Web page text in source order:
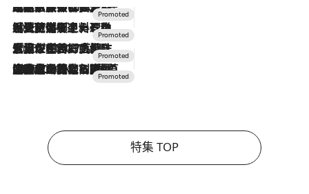
2026.7.31
【ホテル帰省】という選択肢をOMOが提案。家族とほどよい距離を保つには「昼は実家、夜は気兼ねなくホテルで！」
2026.7.24
【夏限定ディナーコース】旬を迎える稚鮎や花ズッキーニなどをイタリア・トスカーナの郷土料理の手法で満喫！
2026.7.17
「土佐和ハーブかき氷」がOMO7高知に登場！生姜、山椒、大葉など目にも舌にも涼を呼ぶ郷土の味
2026.7.10
NEW OPEN！【界 草津】名湯の地に誕生。趣の異なる2種の温泉と上州ならではの会席・蕎麦割烹など美食を味わう究極の癒やし旅
特集 TOP